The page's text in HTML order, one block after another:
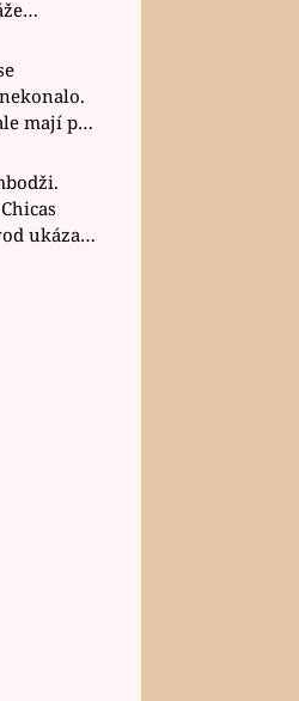
mají po
na krku
ukázal